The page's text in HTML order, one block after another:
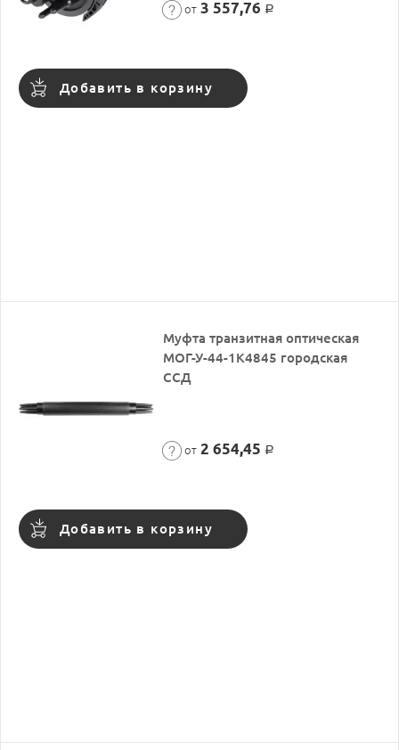
от 3 557,76 Р
Добавить в корзину
Муфта транзитная оптическая
МОГ-У-44-1К4845 городская
ССД
от 2 654,45 Р
Добавить в корзину